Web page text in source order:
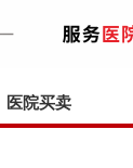
医院买卖